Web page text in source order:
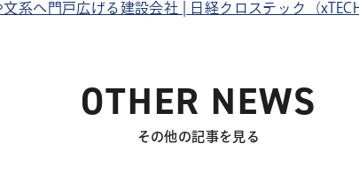
系へ門戸広げる建設会社 | 日経クロステック（xTECH
OTHER NEWS
その他の記事を見る